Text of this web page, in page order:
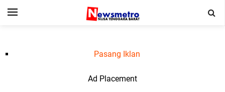
Pasang Iklan
Ad Placement